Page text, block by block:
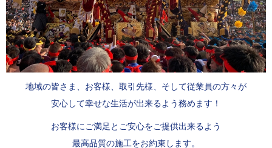
地域の皆さま、お客様、取引先様、そして従業員の方々が
安心して幸せな生活が出来るよう務めます！
お客様にご満足とご安心をご提供出来るよう
最高品質の施工をお約束します。